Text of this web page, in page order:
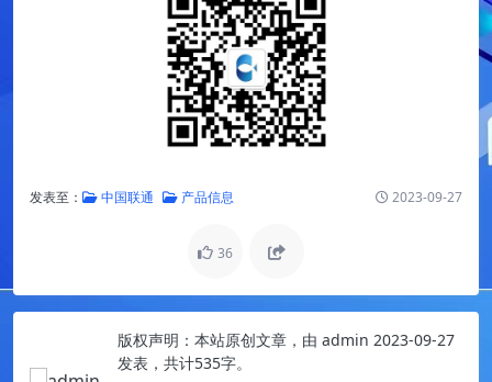
发表至： 中国联通 产品信息 2023-09-27
36
版权声明： 本站原创文章，由 admin 2023-09-27
发表，共计535字。